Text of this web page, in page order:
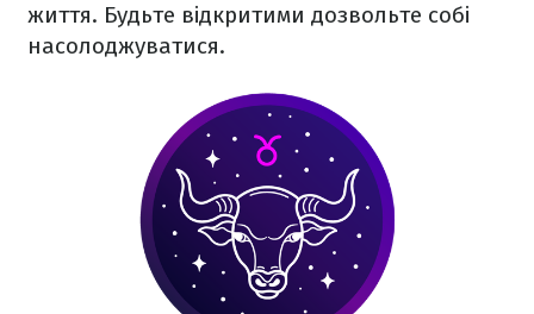
життя. Будьте відкритими дозвольте собі
насолоджуватися.